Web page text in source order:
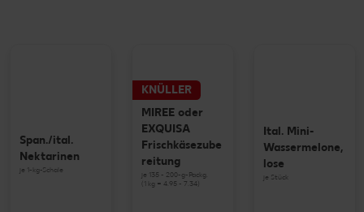
Span./ital.
Nektarinen
je 1-kg-Schale
KNÜLLER
MIREE oder
EXQUISA
Frischkäsezube
reitung
je 135 - 200-g-Packg.
(1 kg = 4.95 - 7.34)
Ital. Mini-
Wassermelone,
lose
je Stück